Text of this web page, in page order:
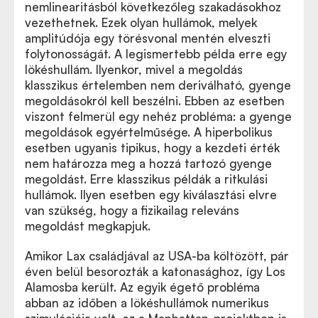
nemlinearitásból következőleg szakadásokhoz
vezethetnek. Ezek olyan hullámok, melyek
amplitúdója egy törésvonal mentén elveszti
folytonosságát. A legismertebb példa erre egy
lökéshullám. Ilyenkor, mivel a megoldás
klasszikus értelemben nem deriválható, gyenge
megoldásokról kell beszélni. Ebben az esetben
viszont felmerül egy nehéz probléma: a gyenge
megoldások egyértelműsége. A hiperbolikus
esetben ugyanis tipikus, hogy a kezdeti érték
nem határozza meg a hozzá tartozó gyenge
megoldást. Erre klasszikus példák a ritkulási
hullámok. Ilyen esetben egy kiválasztási elvre
van szükség, hogy a fizikailag releváns
megoldást megkapjuk.
Amikor Lax családjával az USA-ba költözött, pár
éven belül besorozták a katonasághoz, így Los
Alamosba került. Az egyik égető probléma
abban az időben a lökéshullámok numerikus